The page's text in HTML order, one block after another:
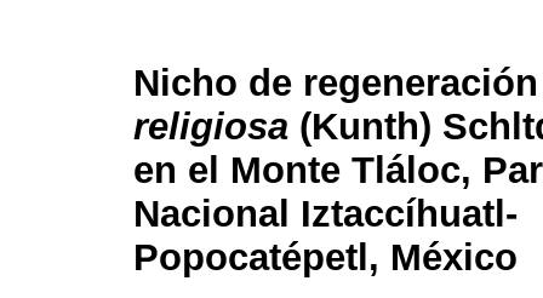
Nicho de
religiosa (Kunth)
en el Monte Tláloc,
Nacional Iztaccíhuatl-
Popocatépetl, México